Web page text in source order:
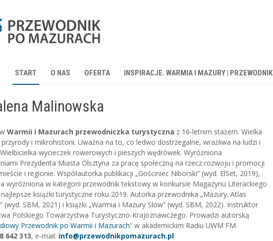
START O NAS OFERTA INSPIRACJE. WARMIA I MAZURY | PRZEWODNIK
Malinowska
Warmii i Mazurach przewodniczka turystyczna z 16-letnim stażem. Wielka
przyrody i mikrohistorii. Uważna na to, co ledwo dostrzegalne, wrażliwa na ludzi i
wycieczek rowerowych i pieszych wędrówek. Wyróżniona
Prezydenta Miasta Olsztyna za pracę społeczną na rzecz rozwoju i promocji
i regionie. Współautorka publikacji „Gościniec Niborski” (wyd. ElSet, 2019),
wyróżniona w kategorii przewodnik tekstowy w konkursie Magazynu Literackiego
najlepsze książki turystyczne roku 2019. Autorka przewodnika „Mazury. Atlas
(wyd. SBM, 2021) i książki „Warmia i Mazury Slow” (wyd. SBM, 2022). Instruktor
Polskiego Towarzystwa Turystyczno-Krajoznawczego. Prowadzi autorską
Przewodnik po Warmii i Mazurach” w akademickim Radiu UWM FM.
642 313, e-mail: info@przewodnikpomazurach.pl